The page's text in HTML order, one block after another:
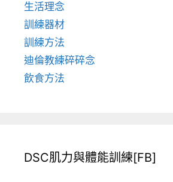
生活理念
訓練器材
訓練方法
迪倫教練碎碎念
飲食方法
DSC肌力與體能訓練[FB]